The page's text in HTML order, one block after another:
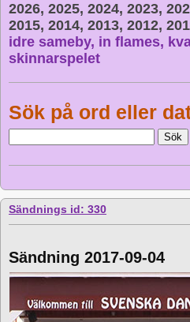
2026, 2025, 2024, 2023,
2015, 2014, 2013, 2012,
idre sameby, in flames,
skinnarspelet
Sök på ord eller
Sändnings id: 330
Sändning 2017-09-04